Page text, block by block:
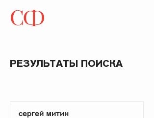
РЕЗУЛЬТАТЫ ПОИСКА